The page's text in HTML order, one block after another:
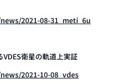
2021-08-31_meti_6u
衛星の軌道上実証
2021-10-08_vdes